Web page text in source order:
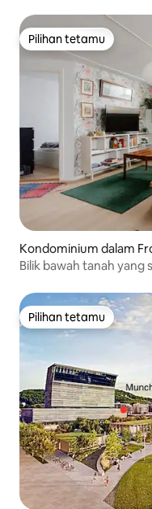
Pilihan tetamu
Pilihan tetamu
Kondominium dalam
Bilik bawah tanah yang
Pilihan tetamu
Pilihan tetamu